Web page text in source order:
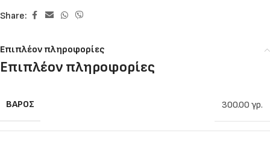
Share:
Επιπλέον πληροφορίες
Επιπλέον πληροφορίες
ΒΆΡΟΣ 300.00 γρ.